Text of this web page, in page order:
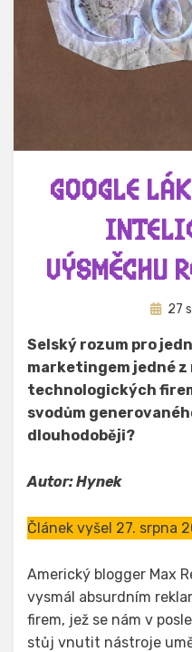
GOOGLE
VÝSMĚCHU
27
Selský rozum pro
marketingem jedné
technologických
svodům
dlouhodoběji?
Autor:Hynek
Článek vyšel 27. srpna
Americký blogger Max
vysmál absurdním
firem, jež se nám v
stůj vnutit nástroje